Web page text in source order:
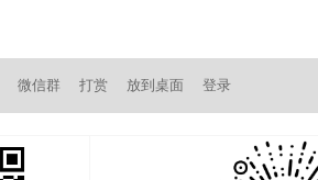
微信群 打赏 放到桌面 登录